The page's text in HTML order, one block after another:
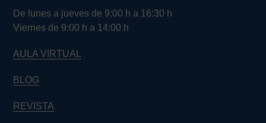
De lunes a jueves de 9:00 h a 16:30 h
Viernes de 9:00 h a 14:00 h
AULA VIRTUAL
BLOG
REVISTA